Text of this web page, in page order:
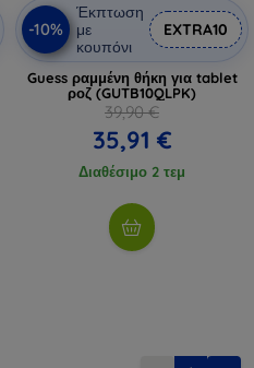
-10%
Έκπτωση
με
κουπόνι
EXTRA10
Guess ραμμένη θήκη για tablet
ροζ (GUTB10QLPK)
39,90 €
35,91 €
Διαθέσιμο 2 τεμ